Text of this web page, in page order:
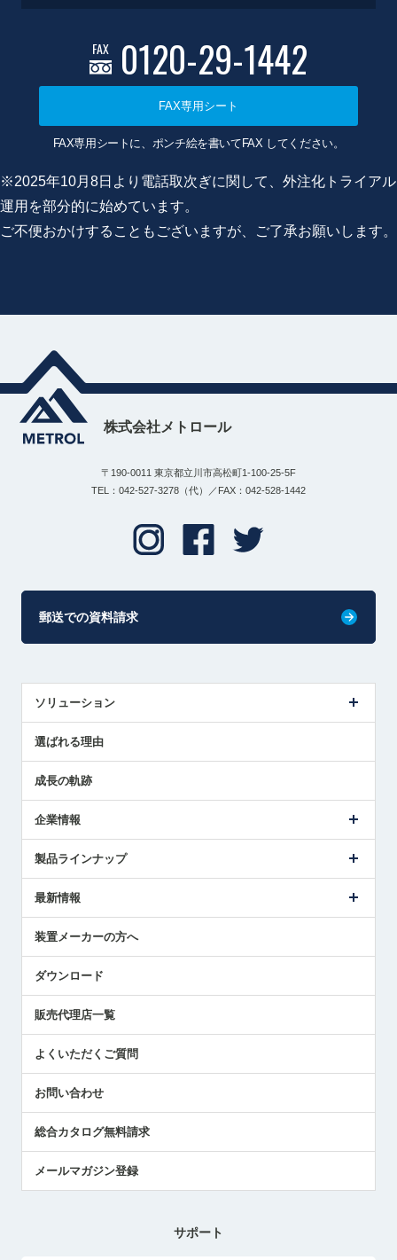
FAX 0120-29-1442
FAX専用シート
FAX専用シートに、ポンチ絵を書いてFAX してください。
※2025年10月8日より電話取次ぎに関して、外注化トライアル
運用を部分的に始めています。
ご不便おかけすることもございますが、ご了承お願いします。
株式会社メトロール
〒190-0011 東京都立川市高松町1-100-25-5F
TEL：042-527-3278（代）／FAX：042-528-1442
郵送での資料請求
ソリューション
解決策提案
選ばれる理由
成長の軌跡
企業情報
ごあいさつ
受賞履歴
採用情報
国/地域/言語
製品ラインナップ
ツールセッタ製品
エアマイクロセンサ製品
最新情報
メトロールの技術
社員ブログ
中小企業のBCP地震対策
センサのテクニカルガイド
社長ブログ
装置メーカーの方へ
ダウンロード
販売代理店一覧
よくいただくご質問
お問い合わせ
総合カタログ無料請求
メールマガジン登録
サポート